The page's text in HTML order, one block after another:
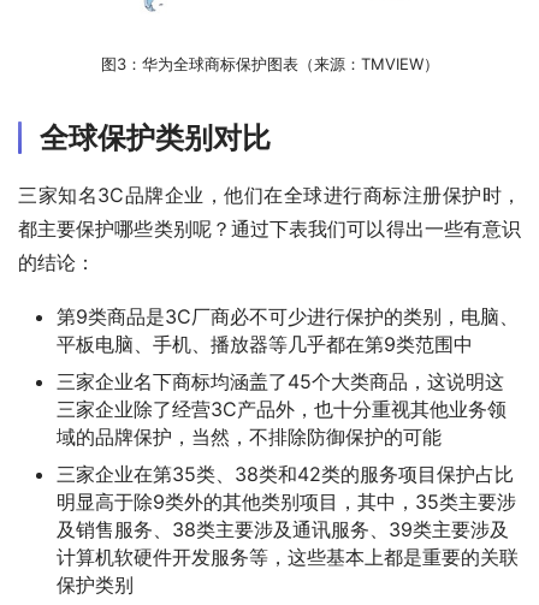
图3：华为全球商标保护图表（来源：TMVIEW）
全球保护类别对比
三家知名3C品牌企业，他们在全球进行商标注册保护时，
都主要保护哪些类别呢？通过下表我们可以得出一些有意识
的结论：
第9类商品是3C厂商必不可少进行保护的类别，电脑、
平板电脑、手机、播放器等几乎都在第9类范围中
三家企业名下商标均涵盖了45个大类商品，这说明这
三家企业除了经营3C产品外，也十分重视其他业务领
域的品牌保护，当然，不排除防御保护的可能
三家企业在第35类、38类和42类的服务项目保护占比
明显高于除9类外的其他类别项目，其中，35类主要涉
及销售服务、38类主要涉及通讯服务、39类主要涉及
计算机软硬件开发服务等，这些基本上都是重要的关联
保护类别